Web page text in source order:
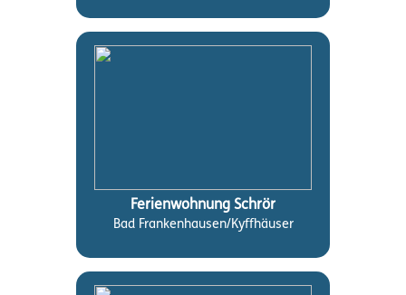
Ferienwohnung Schrör
Bad Frankenhausen/Kyffhäuser